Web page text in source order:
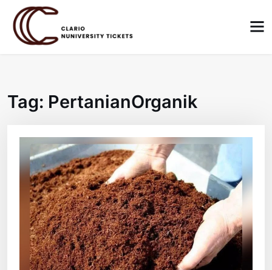
content
Tag: PertanianOrganik